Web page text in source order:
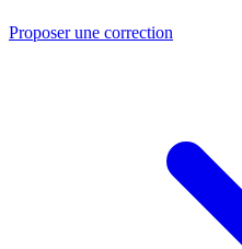
Proposer une correction